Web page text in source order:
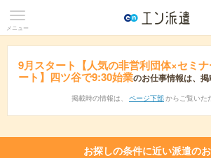
メニュー
9月スタート【人気の非営利団体×セミ
ート】四ツ谷で9:30始業のお仕事情報は、
掲載時の情報は、 ページ下部 からご覧いた
お探しの条件に近い派遣の